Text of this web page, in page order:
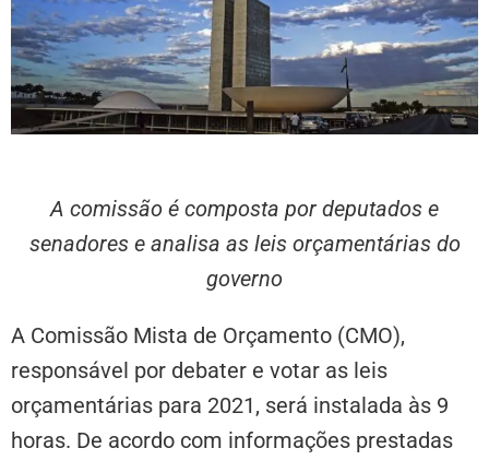
A comissão é composta por deputados e
senadores e analisa as leis orçamentárias do
governo
A Comissão Mista de Orçamento (CMO),
responsável por debater e votar as leis
orçamentárias para 2021, será instalada às 9
horas. De acordo com informações prestadas